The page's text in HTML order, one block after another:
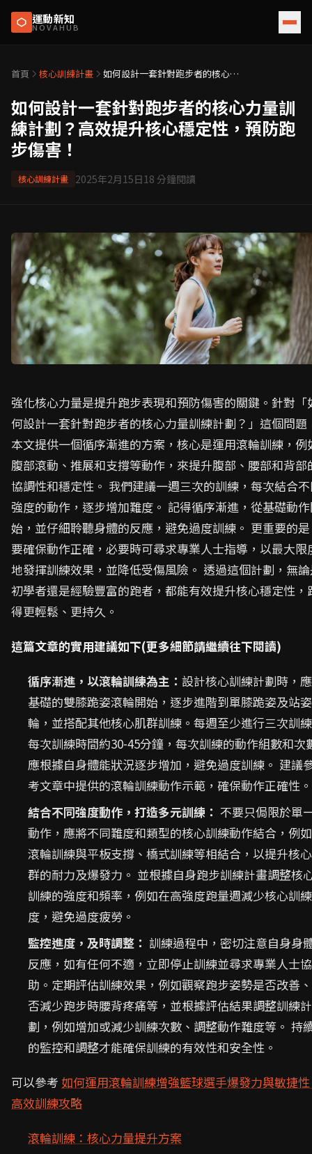
運動新知
NOVAHUB
首頁 核心訓練計畫
如何設計一套針對跑步者的核心力
性，預防跑步傷害！
如何設計一套針對跑步者的核心力量訓
練計劃？高效提升核心穩定性，預防跑
步傷害！
核心訓練計畫 2025年2月15日18 分鐘閱讀
強化核心力量是提升跑步表現和預防傷害的關鍵。針對「
何設計一套針對跑步者的核心力量訓練計劃？」這個問題
本文提供一個循序漸進的方案，核心是運用滾輪訓練，例
腹部滾動、推展和支撐等動作，來提升腹部、腰部和背部
協調性和穩定性。 我們建議一週三次的訓練，每次結合
強度的動作，逐步增加難度。 記得循序漸進，從基礎動
始，並仔細聆聽身體的反應，避免過度訓練。 更重要的
要確保動作正確，必要時可尋求專業人士指導，以最大限
地發揮訓練效果，並降低受傷風險。 透過這個計劃，無
初學者還是經驗豐富的跑者，都能有效提升核心穩定性，
得更輕鬆、更持久。
這篇文章的實用建議如下(更多細節請繼續往下閱讀)
循序漸進，以滾輪訓練為主： 設計核心訓練計劃時，
基礎的雙膝跪姿滾輪開始，逐步進階到單膝跪姿及站
輪，並搭配其他核心肌群訓練。每週至少進行三次訓
每次訓練時間約30-45分鐘，每次訓練的動作組數和次
應根據自身體能狀況逐步增加，避免過度訓練。 建議
考文章中提供的滾輪訓練動作示範，確保動作正確性。
結合不同強度動作，打造多元訓練： 不要只侷限於單
動作，應將不同難度和類型的核心訓練動作結合，例
滾輪訓練與平板支撐、橋式訓練等相結合，以提升核
群的耐力及爆發力。 並根據自身跑步訓練計畫調整核
訓練的強度和頻率，例如在高強度跑量週減少核心訓
度，避免過度疲勞。
監控進度，及時調整： 訓練過程中，密切注意自身身
反應，如有任何不適，立即停止訓練並尋求專業人士協
助。定期評估訓練效果，例如觀察跑步姿勢是否改善
否減少跑步時腰背疼痛等，並根據評估結果調整訓練計
劃，例如增加或減少訓練次數、調整動作難度等。 持
的監控和調整才能確保訓練的有效性和安全性。
可以參考 如何運用滾輪訓練增強籃球選手爆發力與敏捷
高效訓練攻略
滾輪訓練：核心力量提升方案